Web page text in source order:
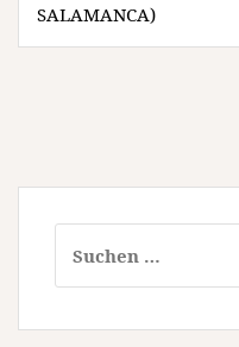
SALAMANCA)
nach: